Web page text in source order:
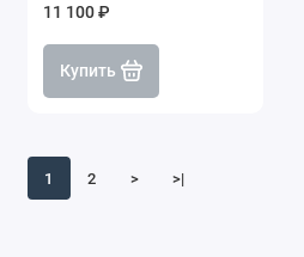
11 100 ₽
Купить
1 2 > >|